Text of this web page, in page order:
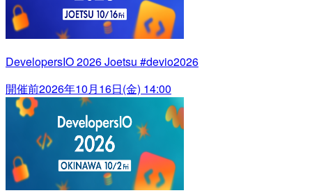
DevelopersIO 2026 Joetsu #devio2026
開催前2026年10月16日(金) 14:00